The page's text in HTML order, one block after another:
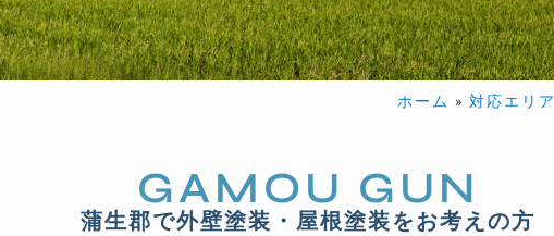
ホーム » 対応エリア
GAMOU GUN
蒲生郡で外壁塗装・屋根塗装をお考えの方